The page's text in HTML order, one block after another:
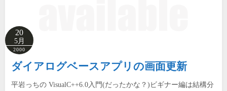
20
5月
2000
ダイアログベースアプリの画面更新
平岩っちの VisualC++6.0入門(だったかな？)ビギナー編は結構分